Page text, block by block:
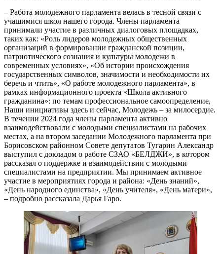
– Работа молодежного парламента велась в тесной связи с
учащимися школ нашего города. Члены парламента
принимали участие в различных диалоговых площадках,
таких как: «Роль лидеров молодежных общественных
организаций в формировании гражданской позиции,
патриотического сознания и культуры молодежи в
современных условиях», «Об истории происхождения
государственных символов, значимости и необходимости их
беречь и чтить», «О работе молодежного парламента», в
рамках информационного проекта «Школа активного
гражданина»: по темам профессиональное самоопределение,
Наши инициативы здесь и сейчас, Молодежь – за милосердие.
В течении 2024 года члены парламента активно
взаимодействовали с молодыми специалистами на рабочих
местах, а на втором заседании Молодежного парламента при
Борисовском районном Совете депутатов Тугарин Александр
выступил с докладом о работе СЗАО «БЕЛДЖИ», в котором
рассказал о поддержке и взаимодействии с молодыми
специалистами на предприятии. Мы принимаем активное
участие в мероприятиях города и района: «День знаний»,
«День народного единства», «День учителя», «День матери»,
– подробно рассказала Дарья Гаро.